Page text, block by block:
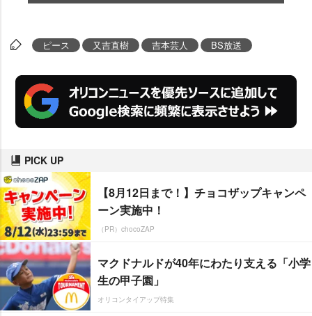
ピース 又吉直樹 吉本芸人 BS放送
PICK UP
【8月12日まで！】チョコザップキャンペ
ーン実施中！
（PR）chocoZAP
マクドナルドが40年にわたり支える「小学
生の甲子園」
オリコンタイアップ特集